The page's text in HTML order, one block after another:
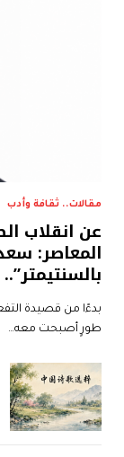
مقالات.. ثقافة وأدب
عن انقلاب
المعاصر:
بالسنتيمتر”..
بدءًا من قصيدة
طورٍ أصبحت معه…